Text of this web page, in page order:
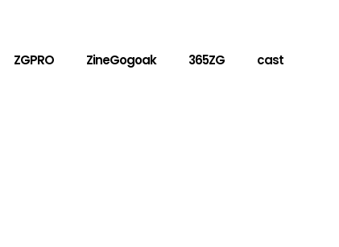
ZGPRO ZineGogoak 365ZG cast